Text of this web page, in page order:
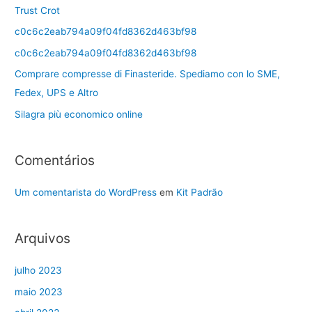
Trust Crot
c0c6c2eab794a09f04fd8362d463bf98
c0c6c2eab794a09f04fd8362d463bf98
Comprare compresse di Finasteride. Spediamo con lo SME,
Fedex, UPS e Altro
Silagra più economico online
Comentários
Um comentarista do WordPress em Kit Padrão
Arquivos
julho 2023
maio 2023